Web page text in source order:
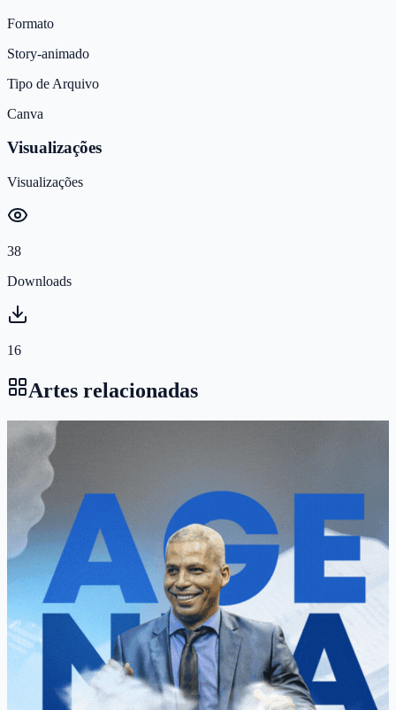
Formato
Story-animado
Tipo de Arquivo
Canva
Visualizações
Visualizações
38
Downloads
16
Artes relacionadas